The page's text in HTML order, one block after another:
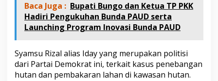
Baca Juga : Bupati Bungo dan Ketua TP PKK
Hadiri Pengukuhan Bunda PAUD serta
Launching Program Inovasi Bunda PAUD
Syamsu Rizal alias Iday yang merupakan politisi
dari Partai Demokrat ini, terkait kasus penebangan
hutan dan pembakaran lahan di kawasan hutan.